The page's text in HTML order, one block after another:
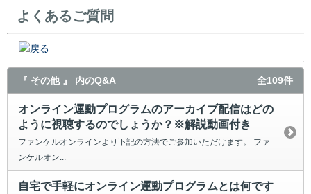
よくあるご質問
戻る
『 その他 』 内のQ&A 全109件
オンライン運動プログラムのアーカイブ配信はどの
ように視聴するのでしょうか？※解説動画付き
ファンケルオンラインより下記の方法でご参加いただけます。 ファ
ンケルオン...
自宅で手軽にオンライン運動プログラムとは何です